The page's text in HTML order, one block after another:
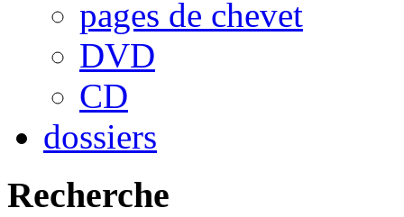
pages de chevet
DVD
CD
dossiers
Recherche